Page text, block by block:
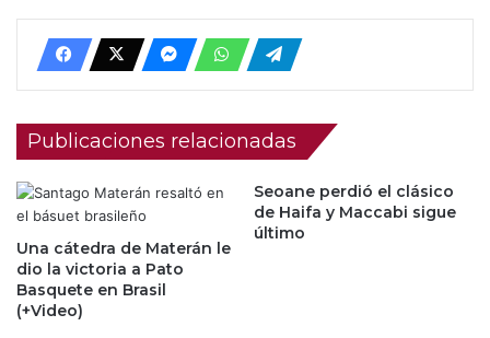
Publicaciones relacionadas
Una cátedra de Materán le
dio la victoria a Pato
Basquete en Brasil
(+Video)
Seoane perdió el clásico
de Haifa y Maccabi sigue
último